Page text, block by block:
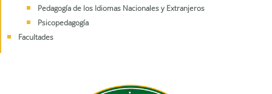
Pedagogía de los Idiomas Nacionales y Extranjeros
Psicopedagogía
Facultades